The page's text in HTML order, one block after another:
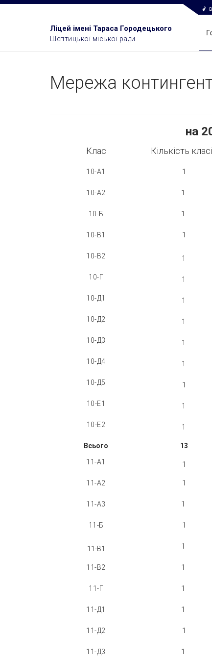
Ліцей імені Тараса Городецького
Шептицької міської ради
Мережа
на
Клас Кількість
10-А1 1
10-А2 1
10-Б 1
10-В1 1
10-В2 1
10-Г 1
10-Д1 1
10-Д2 1
10-Д3 1
10-Д4 1
10-Д5 1
10-Е1 1
10-Е2 1
Всього 13
11-А1 1
11-А2 1
11-А3 1
11-Б 1
11-В1 1
11-В2 1
11-Г 1
11-Д1 1
11-Д2 1
11-Д3 1